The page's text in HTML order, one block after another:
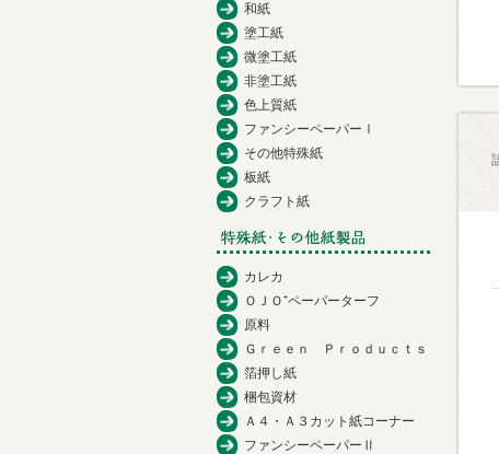
和紙
塗工紙
微塗工紙
非塗工紙
色上質紙
ファンシーペーパーⅠ
その他特殊紙
板紙
クラフト紙
カレカ
ＯＪＯ⁺ペーパーターフ
原料
Ｇｒｅｅｎ Ｐｒｏｄｕｃｔｓ
箔押し紙
梱包資材
Ａ４・Ａ３カット紙コーナー
ファンシーペーパーⅡ